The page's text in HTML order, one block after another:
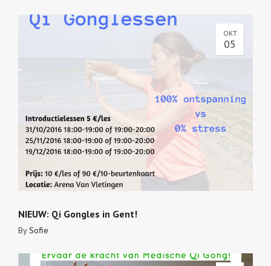
OKT
05
NIEUW: Qi Gongles in Gent!
BySofie